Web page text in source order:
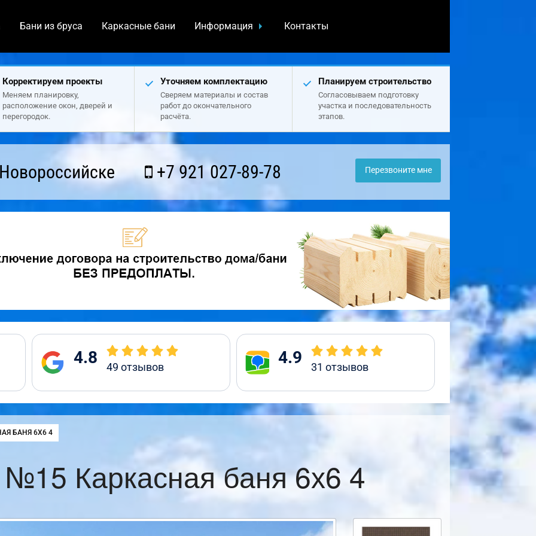
Бани из бруса Каркасные бани Информация Контакты
Корректируем проекты
Меняем планировку,
расположение окон, дверей и
перегородок.
Уточняем комплектацию
Сверяем материалы и состав
работ до окончательного
расчёта.
Планируем строительство
Согласовываем подготовку
участка и последовательность
этапов.
+7 921 027-89-78 Перезвоните мне
4.8 49 отзывов 4.9 31 отзывов
БАНЯ 6Х6 4
Каркасная баня 6х6 4